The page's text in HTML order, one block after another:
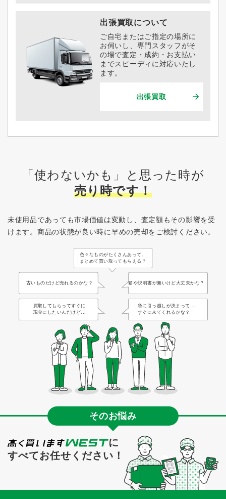
出張買取について
ご自宅またはご指定の場所に
お伺いし、専門スタッフがそ
の場で査定・成約・お支払い
までスピーディに対応いたし
ます。
出張買取
「使わないかも」と思った時が
売り時です！
未使用品であっても市場価値は変動し、査定額もその影響を受
けます。 商品の状態が良い時に早めの売却をご検討ください。
色々なものがたくさんあって、
まとめて買い取ってもらえる？
古いものだけど売れるのかな？ 箱や説明書が無いけど大丈夫かな？
買取してもらってすぐに
現金にしたいんだけど...
急に引っ越しが決まって...
すぐに来てくれるかな？
そのお悩み
に
すべてお任せください！